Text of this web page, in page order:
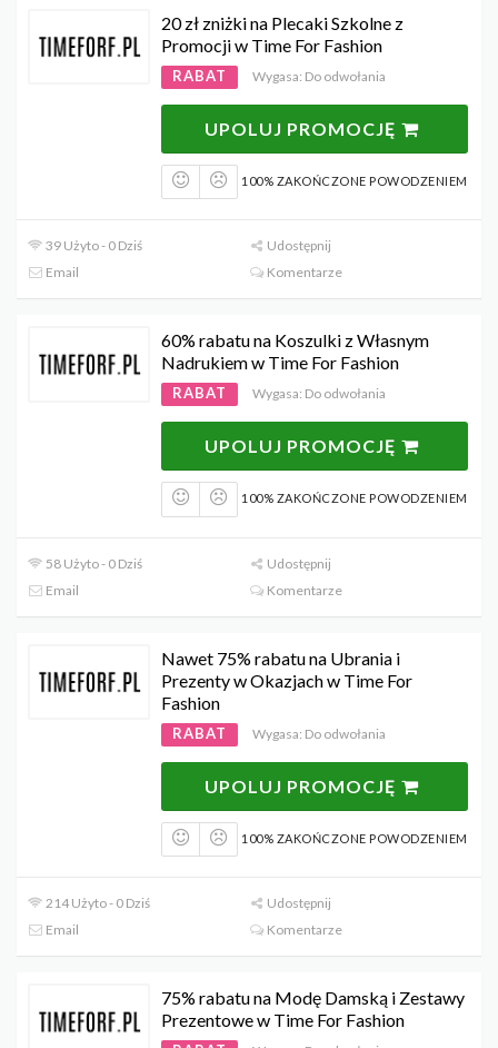
20 zł zniżki na Plecaki Szkolne z
Promocji w Time For Fashion
RABAT Wygasa: Do odwołania
UPOLUJ PROMOCJĘ
100% ZAKOŃCZONE POWODZENIEM
39 Użyto - 0 Dziś
Udostępnij
Email
Komentarze
60% rabatu na Koszulki z Własnym
Nadrukiem w Time For Fashion
RABAT Wygasa: Do odwołania
UPOLUJ PROMOCJĘ
100% ZAKOŃCZONE POWODZENIEM
58 Użyto - 0 Dziś
Udostępnij
Email
Komentarze
Nawet 75% rabatu na Ubrania i
Prezenty w Okazjach w Time For
Fashion
RABAT Wygasa: Do odwołania
UPOLUJ PROMOCJĘ
100% ZAKOŃCZONE POWODZENIEM
214 Użyto - 0 Dziś
Udostępnij
Email
Komentarze
75% rabatu na Modę Damską i Zestawy
Prezentowe w Time For Fashion